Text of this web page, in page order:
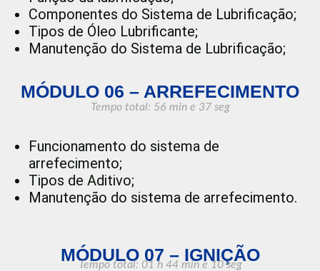
Componentes do Sistema de Lubrificação;
Tipos de Óleo Lubrificante;
Manutenção do Sistema de Lubrificação;
MÓDULO 06 – ARREFECIMENTO
Tempo total: 56 min e 37 seg
Funcionamento do sistema de
arrefecimento;
Tipos de Aditivo;
Manutenção do sistema de arrefecimento.
MÓDULO 07 – IGNIÇÃO
Tempo total: 01 h 44 mine 10 seg